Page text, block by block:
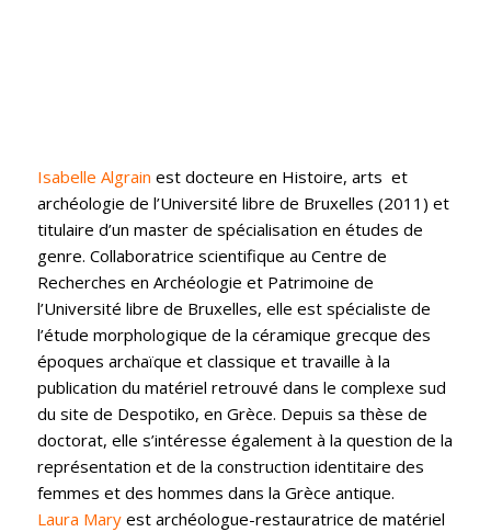
Isabelle Algrain est docteure en Histoire, arts et
archéologie de l’Université libre de Bruxelles (2011) et
titulaire d’un master de spécialisation en études de
genre. Collaboratrice scientifique au Centre de
Recherches en Archéologie et Patrimoine de
l’Université libre de Bruxelles, elle est spécialiste de
l’étude morphologique de la céramique grecque des
époques archaïque et classique et travaille à la
publication du matériel retrouvé dans le complexe sud
du site de Despotiko, en Grèce. Depuis sa thèse de
doctorat, elle s’intéresse également à la question de la
représentation et de la construction identitaire des
femmes et des hommes dans la Grèce antique.
Laura Maryest archéologue-restauratrice de matériel